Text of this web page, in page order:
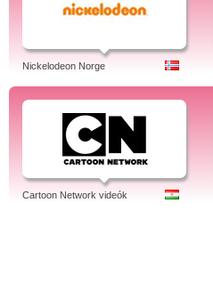
Nickelodeon Norge
Cartoon Network videók